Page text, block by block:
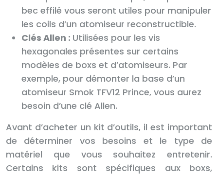
bec effilé vous seront utiles pour manipuler
les coils d’un atomiseur reconstructible.
Clés Allen : Utilisées pour les vis
hexagonales présentes sur certains
modèles de boxs et d’atomiseurs. Par
exemple, pour démonter la base d’un
atomiseur Smok TFV12 Prince, vous aurez
besoin d’une clé Allen.
Avant d’acheter un kit d’outils, il est important
de déterminer vos besoins et le type de
matériel que vous souhaitez entretenir.
Certains kits sont spécifiques aux boxs,